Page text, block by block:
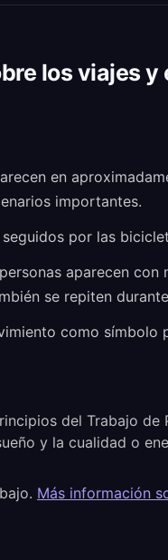
los viajes y
en
importantes.
por las
aparecen con
se repiten
como símbolo
del Trabajo de
y la cualidad o
Más información